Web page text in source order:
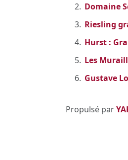
Domaine
Riesling
Hurst :
Les
Gustave
Propulsé par